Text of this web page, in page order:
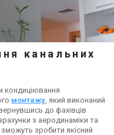
канальних
кондиціювання
монтажу, який виконаний
до фахівців
з аеродинаміки та
зробити якісний